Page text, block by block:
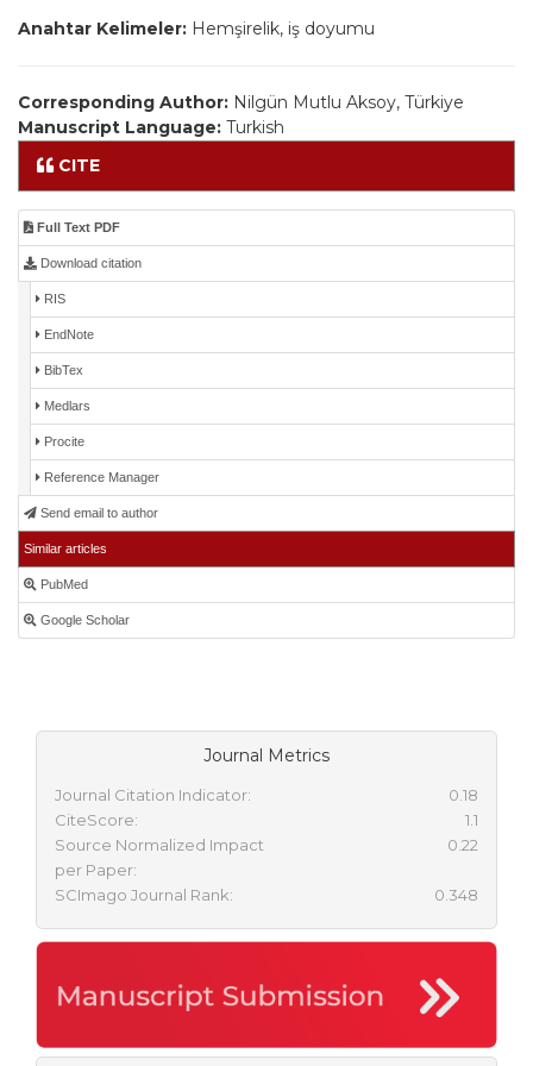
Anahtar Kelimeler: Hemşirelik, iş doyumu
Corresponding Author: Nilgün Mutlu Aksoy, Türkiye
Manuscript Language: Turkish
CITE
Full Text PDF
Download citation
RIS
EndNote
BibTex
Medlars
Procite
Reference Manager
Send email to author
Similar articles
PubMed
Google Scholar
Journal Metrics
Journal Citation Indicator:
0.18
CiteScore:
1.1
Source Normalized Impact
per Paper:
0.22
SCImago Journal Rank: 0.348